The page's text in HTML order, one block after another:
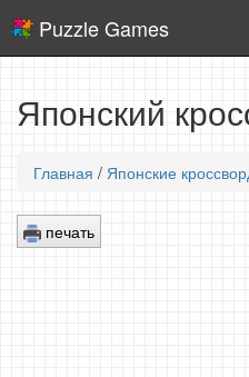
Puzzle Games
Японский
Главная / Японские
печать